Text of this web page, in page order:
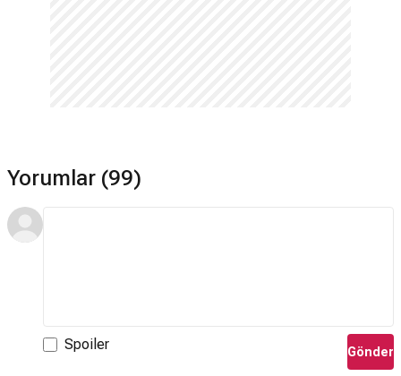
Yorumlar (99)
Spoiler Gönder